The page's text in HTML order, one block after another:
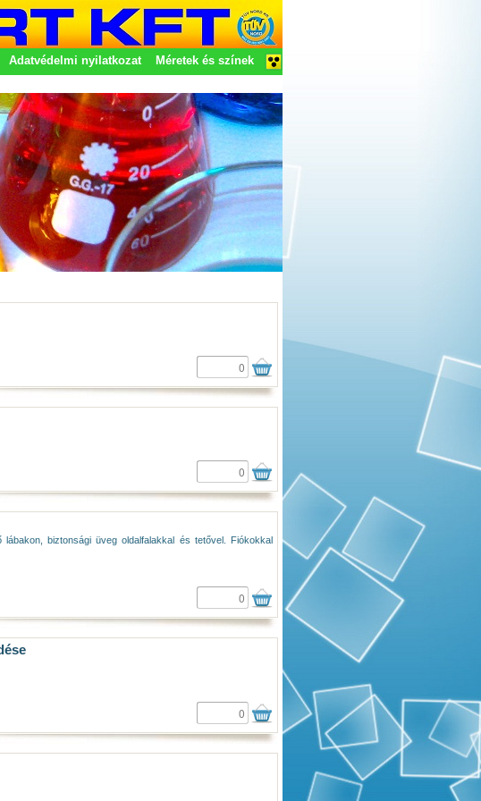
Adatvédelmi nyilatkozat
Méretek és színek
biztonsági üveg oldalfalakkal és tetővel. Fiókokkal